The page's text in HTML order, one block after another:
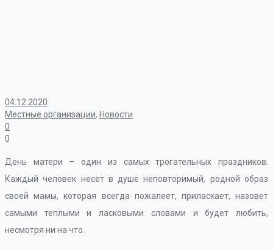
04.12.2020
Местные организации, Новости
0
0
День матери – один из самых трогательных праздников.
Каждый человек несет в душе неповторимый, родной образ
своей мамы, которая всегда пожалеет, приласкает, назовет
самыми теплыми и ласковыми словами и будет любить,
несмотря ни на что.